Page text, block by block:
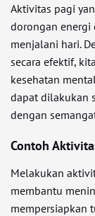
Aktivitas pagi
dorongan
menjalani hari.
secara efektif,
kesehatan
dapat dilakukan
dengan
Contoh
Melakukan
membantu
mempersiapkan